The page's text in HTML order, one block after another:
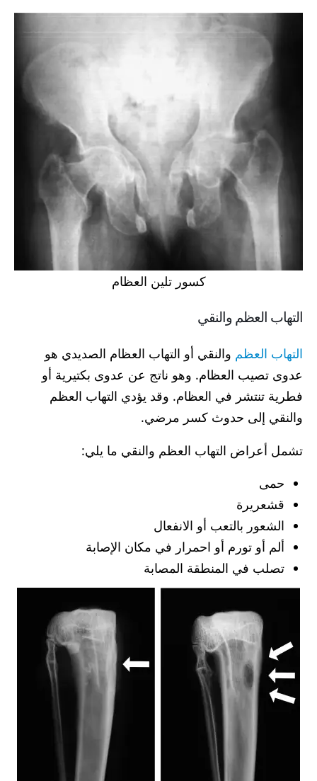
كسور تلين العظام
التهاب العظم والنقي
التهاب العظم والنقي أو التهاب العظام الصديدي هو
عدوى تصيب العظام. وهو ناتج عن عدوى بكتيرية أو
فطرية تنتشر في العظام. وقد يؤدي التهاب العظم
والنقي إلى حدوث كسر مرضي.
تشمل أعراض التهاب العظم والنقي ما يلي:
حمى
قشعريرة
الشعور بالتعب أو الانفعال
ألم أو تورم أو احمرار في مكان الإصابة
تصلب في المنطقة المصابة